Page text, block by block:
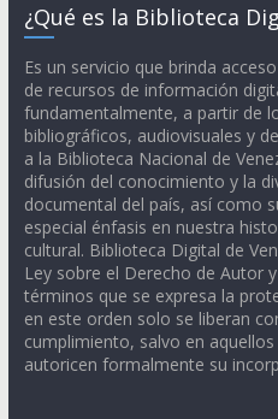
¿Qué es la Biblioteca
Es un servicio que brinda
de recursos de información
fundamentalmente, a partir de
bibliográficos, audiovisuales y
a la Biblioteca Nacional de
difusión del conocimiento y la
documental del país, así como
especial énfasis en nuestra
cultural. Biblioteca Digital de
Ley sobre el Derecho de Autor
términos que se expresa la
en este orden solo se liberan
cumplimiento, salvo en
autoricen formalmente su